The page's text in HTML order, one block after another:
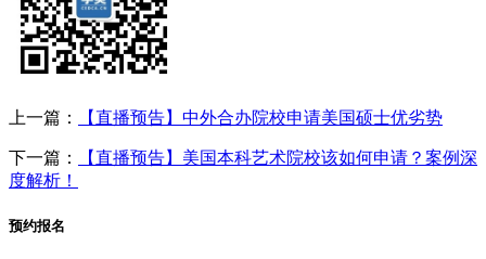
上一篇： 【直播预告】中外合办院校申请美国硕士优劣势
下一篇：
【直播预告】美国本科艺术院校该如何申请？案例深
度解析！
预约报名